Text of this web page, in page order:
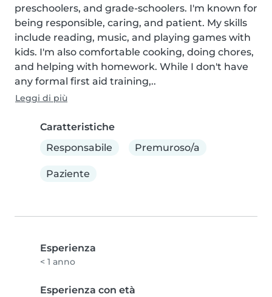
preschoolers, and grade-schoolers. I'm known for
being responsible, caring, and patient. My skills
include reading, music, and playing games with
kids. I'm also comfortable cooking, doing chores,
and helping with homework. While I don't have
any formal first aid training,..
Leggi di più
Caratteristiche
Responsabile
Premuroso/a
Paziente
Esperienza
< 1 anno
Esperienza con età